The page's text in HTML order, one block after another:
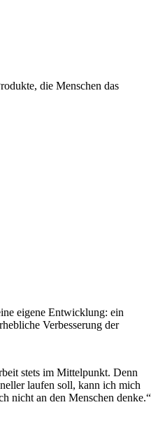
die Menschen das
eigene Entwicklung: ein
Verbesserung der
stets im Mittelpunkt. Denn
laufen soll, kann ich mich
nicht an den Menschen denke.“